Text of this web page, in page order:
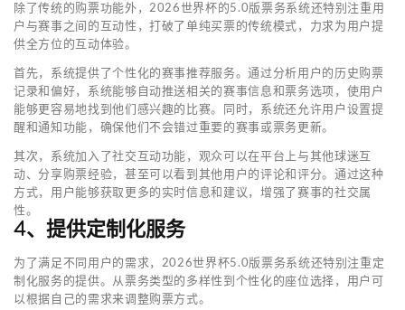
除了传统的购票功能外，2026世界杯的5.0版票务系统还特别注重用
户与赛事之间的互动性，打破了单纯买票的传统模式，力求为用户提
供全方位的互动体验。
首先，系统提供了个性化的赛事推荐服务。通过分析用户的历史购票
记录和偏好，系统能够自动推送相关的赛事信息和票务选项，使用户
能够更容易地找到他们感兴趣的比赛。同时，系统还允许用户设置提
醒和通知功能，确保他们不会错过重要的赛事或票务更新。
其次，系统加入了社交互动功能，观众可以在平台上与其他球迷互
动、分享购票经验，甚至可以看到其他用户的评论和评分。通过这种
方式，用户能够获取更多的实时信息和建议，增强了赛事的社交属
性。
4、提供定制化服务
为了满足不同用户的需求，2026世界杯5.0版票务系统还特别注重定
制化服务的提供。从票务类型的多样性到个性化的座位选择，用户可
以根据自己的需求来调整购票方式。